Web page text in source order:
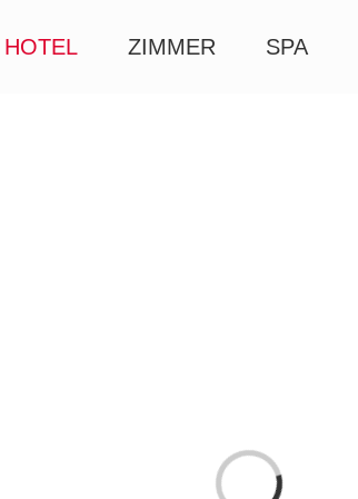
HOTEL ZIMMER SPA